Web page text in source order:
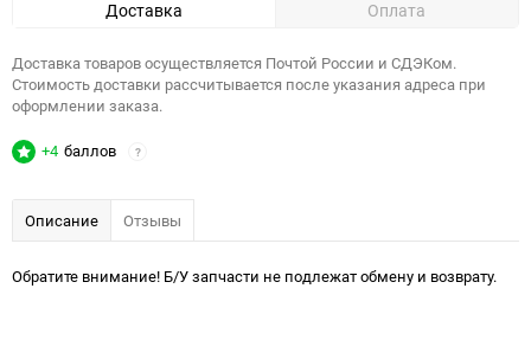
Доставка Оплата
Доставка товаров осуществляется Почтой России и СДЭКом.
Стоимость доставки рассчитывается после указания адреса при
оформлении заказа.
+4 баллов ?
Описание Отзывы
Обратите внимание! Б/У запчасти не подлежат обмену и возврату.